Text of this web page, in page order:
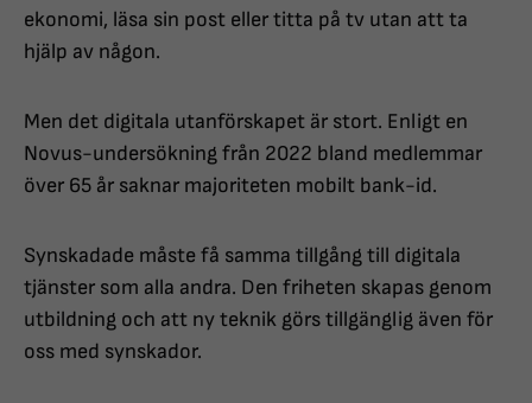
ekonomi, läsa sin post eller titta på tv utan att ta
hjälp av någon.
Men det digitala utanförskapet är stort. Enligt en
Novus-undersökning från 2022 bland medlemmar
över 65 år saknar majoriteten mobilt bank-id.
Synskadade måste få samma tillgång till digitala
tjänster som alla andra. Den friheten skapas genom
utbildning och att ny teknik görs tillgänglig även för
oss med synskador.